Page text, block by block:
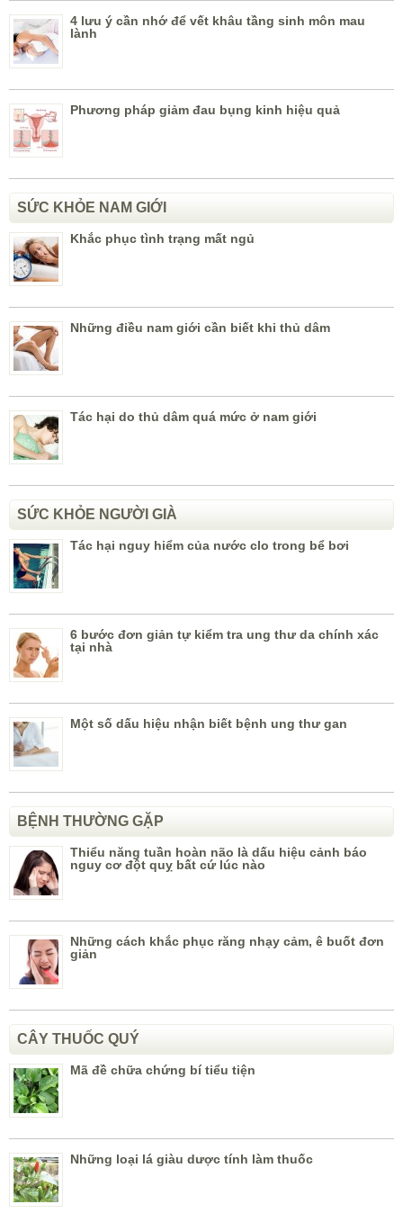
4 lưu ý cần nhớ để vết khâu tầng sinh môn mau
lành
Phương pháp giảm đau bụng kinh hiệu quả
SỨC KHỎE NAM GIỚI
Khắc phục tình trạng mất ngủ
Những điều nam giới cần biết khi thủ dâm
Tác hại do thủ dâm quá mức ở nam giới
SỨC KHỎE NGƯỜI GIÀ
Tác hại nguy hiểm của nước clo trong bể bơi
6 bước đơn giản tự kiểm tra ung thư da chính xác
tại nhà
Một số dấu hiệu nhận biết bệnh ung thư gan
BỆNH THƯỜNG GẶP
Thiểu năng tuần hoàn não là dấu hiệu cảnh báo
nguy cơ đột quỵ bất cứ lúc nào
Những cách khắc phục răng nhạy cảm, ê buốt đơn
giản
CÂY THUỐC QUÝ
Mã đề chữa chứng bí tiểu tiện
Những loại lá giàu dược tính làm thuốc